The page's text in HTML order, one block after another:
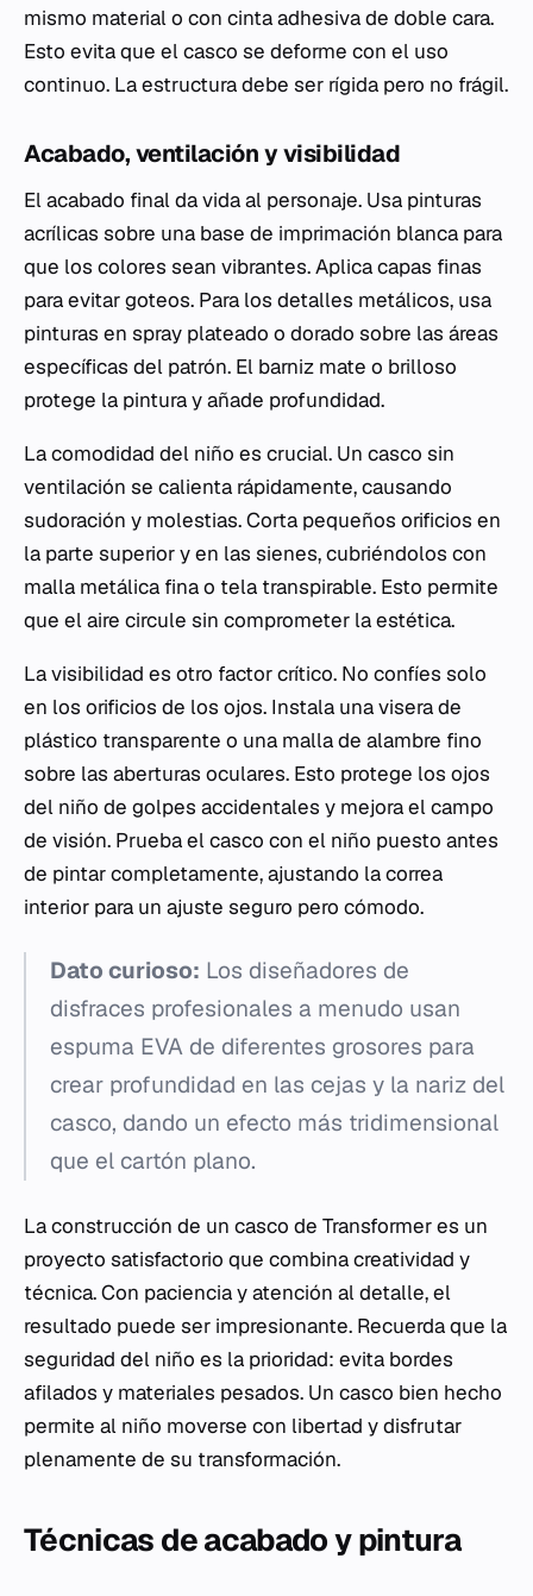
mismo material o con cinta adhesiva de doble cara.
Esto evita que el casco se deforme con el uso
continuo. La estructura debe ser rígida pero no frágil.
Acabado, ventilación y visibilidad
El acabado final da vida al personaje. Usa pinturas
acrílicas sobre una base de imprimación blanca para
que los colores sean vibrantes. Aplica capas finas
para evitar goteos. Para los detalles metálicos, usa
pinturas en spray plateado o dorado sobre las áreas
específicas del patrón. El barniz mate o brilloso
protege la pintura y añade profundidad.
La comodidad del niño es crucial. Un casco sin
ventilación se calienta rápidamente, causando
sudoración y molestias. Corta pequeños orificios en
la parte superior y en las sienes, cubriéndolos con
malla metálica fina o tela transpirable. Esto permite
que el aire circule sin comprometer la estética.
La visibilidad es otro factor crítico. No confíes solo
en los orificios de los ojos. Instala una visera de
plástico transparente o una malla de alambre fino
sobre las aberturas oculares. Esto protege los ojos
del niño de golpes accidentales y mejora el campo
de visión. Prueba el casco con el niño puesto antes
de pintar completamente, ajustando la correa
interior para un ajuste seguro pero cómodo.
Dato curioso: Los diseñadores de
disfraces profesionales a menudo usan
espuma EVA de diferentes grosores para
crear profundidad en las cejas y la nariz del
casco, dando un efecto más tridimensional
que el cartón plano.
La construcción de un casco de Transformer es un
proyecto satisfactorio que combina creatividad y
técnica. Con paciencia y atención al detalle, el
resultado puede ser impresionante. Recuerda que la
seguridad del niño es la prioridad: evita bordes
afilados y materiales pesados. Un casco bien hecho
permite al niño moverse con libertad y disfrutar
plenamente de su transformación.
Técnicas de acabado y pintura